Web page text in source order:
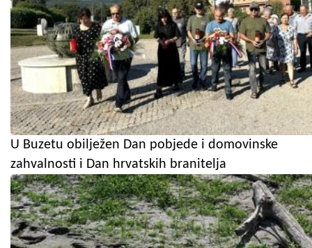
U Buzetu obilježen Dan pobjede i domovinske
zahvalnosti i Dan hrvatskih branitelja